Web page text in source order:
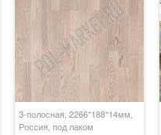
3-полосная, 2266*188*14мм,
Россия, под лаком